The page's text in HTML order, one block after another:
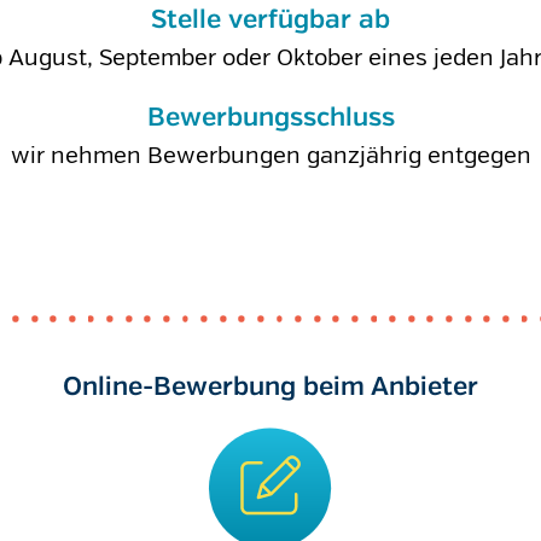
Stelle verfügbar ab
August, September oder Oktober eines jeden
Bewerbungsschluss
wir nehmen Bewerbungen ganzjährig entgegen
Online-Bewerbung beim Anbieter